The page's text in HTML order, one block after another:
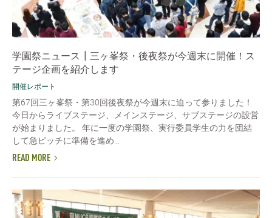
学園祭ニュース┃三ヶ峯祭・後夜祭が今週末に開催！ス
テージ企画を紹介します
開催レポート
第67回三ヶ峯祭・第30回後夜祭が今週末に迫って参りました！
今日からライブステージ、メインステージ、サブステージの設営
が始まりました。 年に一度の学園祭、実行委員学生の力を団結
して急ピッチに準備を進め...
READ MORE